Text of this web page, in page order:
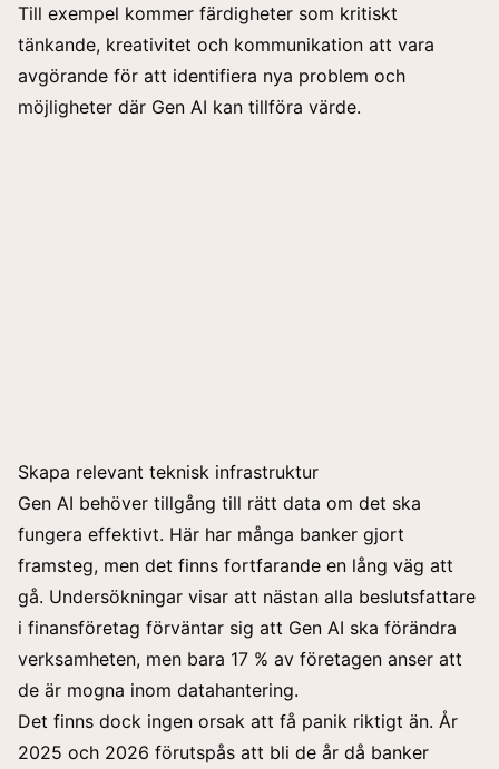
Till exempel kommer färdigheter som kritiskt
tänkande, kreativitet och kommunikation att vara
avgörande för att identifiera nya problem och
möjligheter där Gen AI kan tillföra värde.
Skapa relevant teknisk infrastruktur
Gen AI behöver tillgång till rätt data om det ska
fungera effektivt. Här har många banker gjort
framsteg, men det finns fortfarande en lång väg att
gå. Undersökningar visar att nästan alla beslutsfattare
i finansföretag förväntar sig att Gen AI ska förändra
verksamheten, men bara 17 % av företagen anser att
de är mogna inom datahantering.
Det finns dock ingen orsak att få panik riktigt än. År
2025 och 2026 förutspås att bli de år då banker